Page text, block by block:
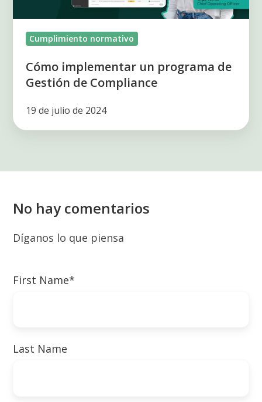
Compliance
Cumplimiento normativo
Cómo implementar un programa de
Gestión de Compliance
19 de julio de 2024
No hay comentarios
Díganos lo que piensa
First Name*
Last Name